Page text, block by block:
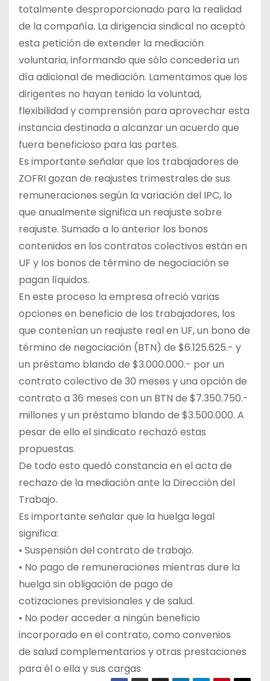
totalmente desproporcionado para la realidad
de la compañía. La dirigencia sindical no aceptó
esta petición de extender la mediación
voluntaria, informando que sólo concedería un
día adicional de mediación. Lamentamos que los
dirigentes no hayan tenido la voluntad,
flexibilidad y comprensión para aprovechar esta
instancia destinada a alcanzar un acuerdo que
fuera beneficioso para las partes.
Es importante señalar que los trabajadores de
ZOFRI gozan de reajustes trimestrales de sus
remuneraciones según la variación del IPC, lo
que anualmente significa un reajuste sobre
reajuste. Sumado a lo anterior los bonos
contenidos en los contratos colectivos están en
UF y los bonos de término de negociación se
pagan líquidos.
En este proceso la empresa ofreció varias
opciones en beneficio de los trabajadores, los
que contenían un reajuste real en UF, un bono de
término de negociación (BTN) de $6.125.625.- y
un préstamo blando de $3.000.000.- por un
contrato colectivo de 30 meses y una opción de
contrato a 36 meses con un BTN de $7.350.750.-
millones y un préstamo blando de $3.500.000. A
pesar de ello el sindicato rechazó estas
propuestas.
De todo esto quedó constancia en el acta de
rechazo de la mediación ante la Dirección del
Trabajo.
Es importante señalar que la huelga legal
significa:
• Suspensión del contrato de trabajo.
• No pago de remuneraciones mientras dure la
huelga sin obligación de pago de
cotizaciones previsionales y de salud.
• No poder acceder a ningún beneficio
incorporado en el contrato, como convenios
de salud complementarios y otras prestaciones
para él o ella y sus cargas